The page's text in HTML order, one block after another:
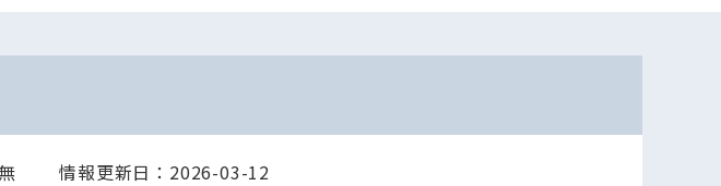
情報更新日：2026-03-12